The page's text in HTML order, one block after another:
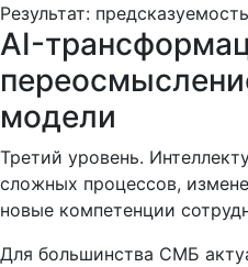
Результат:
AI-
модели
Третий уровень.
сложных процессов,
новые компетенции
Для большинства СМБ